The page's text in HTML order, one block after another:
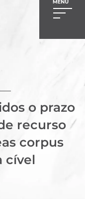
o prazo
recurso
corpus
cível